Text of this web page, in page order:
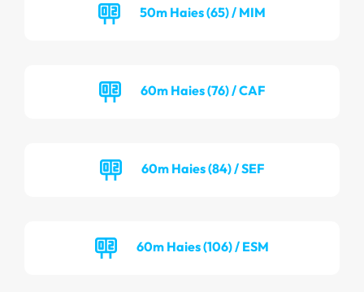
50m Haies (65) / MIM
60m Haies (76) / CAF
60m Haies (84) / SEF
60m Haies (106) / ESM